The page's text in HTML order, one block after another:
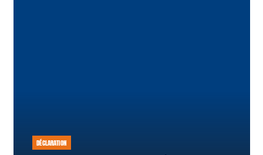
DÉCLARATION